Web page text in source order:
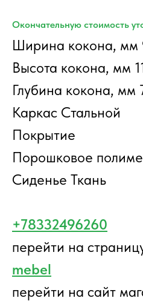
Окончательную стоимость
Ширина кокона, мм
Высота кокона, мм
Глубина кокона, мм
Каркас Стальной
Покрытие
Порошковое
Сиденье Ткань
+78332496260
перейти на
mebel
перейти на сайт